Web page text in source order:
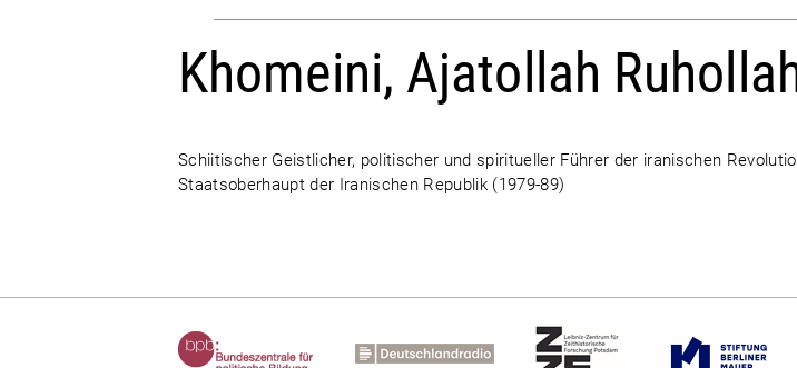
Khomeini, Ajatollah
Schiitischer Geistlicher, politischer und spiritueller Führer der iranischen
Staatsoberhaupt der Iranischen Republik (1979-89)